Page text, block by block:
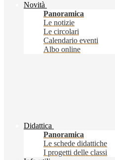
Novità
Panoramica
Le notizie
Le circolari
Calendario eventi
Albo online
Didattica
Panoramica
Le schede didattiche
I progetti delle classi